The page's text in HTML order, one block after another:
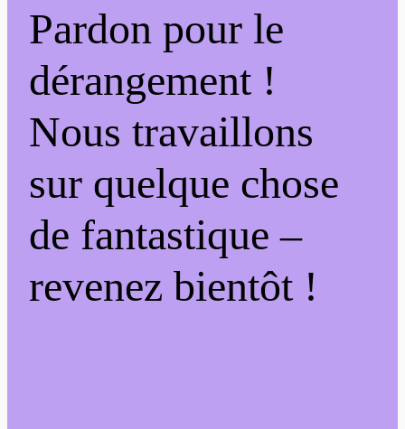
Pardon pour le
dérangement !
Nous travaillons
sur quelque chose
de fantastique –
revenez bientôt !